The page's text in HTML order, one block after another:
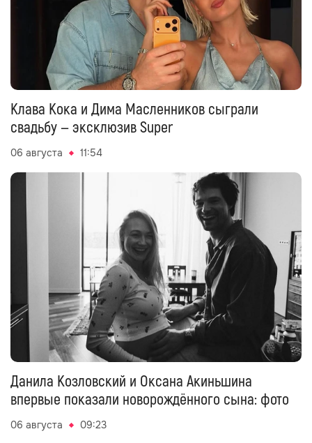
Клава Кока и Дима Масленников сыграли
свадьбу — эксклюзив Super
06 августа 11:54
Данила Козловский и Оксана Акиньшина
впервые показали новорождённого сына: фото
06 августа 09:23